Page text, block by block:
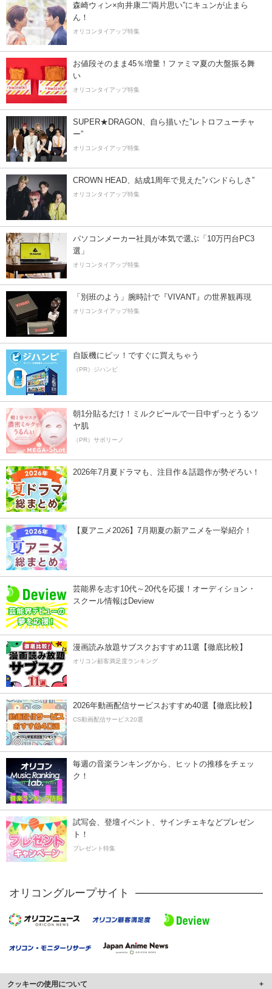
森崎ウィン×向井康二“両片思い”にキュンが止まら
ん！
オリコンタイアップ特集
お値段そのまま45％増量！ファミマ夏の大盤振る舞
い
オリコンタイアップ特集
SUPER★DRAGON、自ら描いた”レトロフューチャ
ー”
オリコンタイアップ特集
CROWN HEAD、結成1周年で見えた”バンドらしさ”
オリコンタイアップ特集
パソコンメーカー社員が本気で選ぶ「10万円台PC3
選」
オリコンタイアップ特集
「別班のよう」腕時計で『VIVANT』の世界観再現
オリコンタイアップ特集
自販機にピッ！ですぐに買えちゃう
（PR）ジハンピ
朝1分貼るだけ！ミルクピールで一日中ずっとうるツ
ヤ肌
（PR）サボリーノ
2026年7月夏ドラマも、注目作＆話題作が勢ぞろい！
【夏アニメ2026】7月期夏の新アニメを一挙紹介！
芸能界を志す10代～20代を応援！オーディション・
スクール情報はDeview
漫画読み放題サブスクおすすめ11選【徹底比較】
オリコン顧客満足度ランキング
2026年動画配信サービスおすすめ40選【徹底比較】
CS動画配信サービス20選
毎週の音楽ランキングから、ヒットの推移をチェッ
ク！
試写会、登壇イベント、サインチェキなどプレゼン
ト！
プレゼント特集
オリコングループサイト
クッキーの使用について